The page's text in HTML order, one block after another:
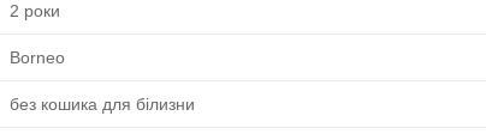
2 роки
Borneo
без кошика для білизни